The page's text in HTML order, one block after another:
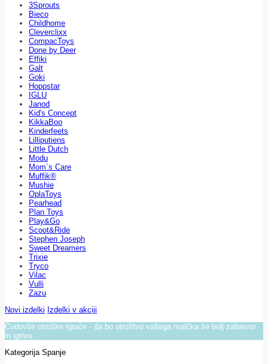
3Sprouts
Bieco
Childhome
Cleverclixx
CompacToys
Done by Deer
Effiki
Galt
Goki
Hoppstar
IGLU
Janod
Kid's Concept
KikkaBoo
Kinderfeets
Lilliputiens
Little Dutch
Modu
Mom`s Care
Muffik®
Mushie
OplaToys
Pearhead
Plan Toys
Play&Go
Scoot&Ride
Stephen Joseph
Sweet Dreamers
Trixie
Tryco
Vilac
Vulli
Zazu
Novi izdelki Izdelki v akciji
Čudovite otroške igrače - da bo otroštvo vašega malčka še bolj zabavno
in igrivo.
Kategorija Spanje